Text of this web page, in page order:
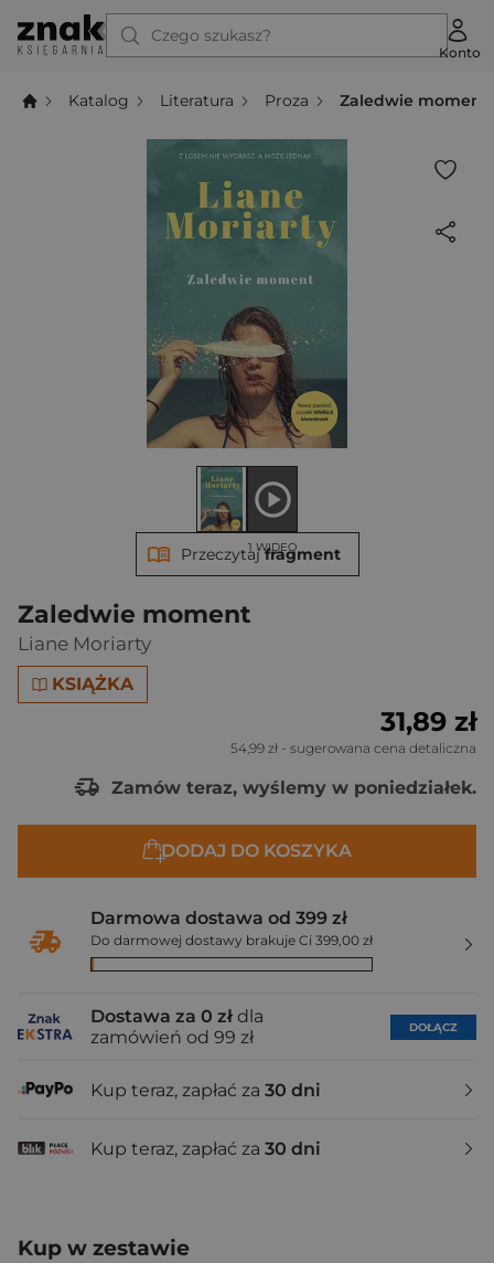
Czego szukasz?
Konto
Katalog Literatura Proza Zaledwie moment
Zaledwie moment
Liane Moriarty
KSIĄŻKA
1 WIDEO
Przeczytajfragment
31,89 zł
54,99 zł - sugerowana cena detaliczna
Zamów teraz, wyślemy w poniedziałek.
DODAJ DO KOSZYKA
Darmowa dostawa od 399 zł
Do darmowej dostawy brakuje Ci 399,00 zł
Dostawa za 0 zł dla
zamówień od 99 zł
DOŁĄCZ
Kup teraz, zapłać za 30 dni
Kup teraz, zapłać za 30 dni
Kup w zestawie